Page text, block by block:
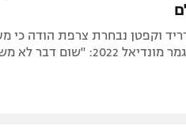
ישראל
ליגה איטלקית
וקפטן נבחרת צרפת הודה
"שום דבר לא משתווה אליו"